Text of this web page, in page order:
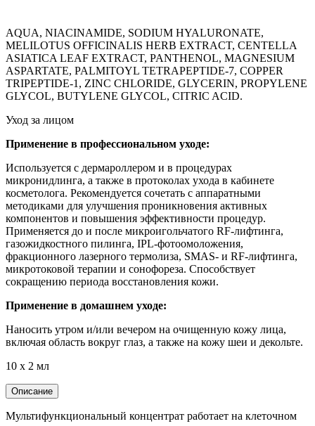
AQUA, NIACINAMIDE, SODIUM HYALURONATE,
MELILOTUS OFFICINALIS HERB EXTRACT, CENTELLA
ASIATICA LEAF EXTRACT, PANTHENOL, MAGNESIUM
ASPARTATE, PALMITOYL TETRAPEPTIDE-7, COPPER
TRIPEPTIDE-1, ZINC CHLORIDE, GLYCERIN, PROPYLENE
GLYCOL, BUTYLENE GLYCOL, CITRIC ACID.
Уход за лицом
Применение в профессиональном уходе:
Используется с дермароллером и в процедурах
микронидлинга, а также в протоколах ухода в кабинете
косметолога. Рекомендуется сочетать с аппаратными
методиками для улучшения проникновения активных
компонентов и повышения эффективности процедур.
Применяется до и после микроигольчатого RF-лифтинга,
газожидкостного пилинга, IPL-фотоомоложения,
фракционного лазерного термолиза, SMAS- и RF-лифтинга,
микротоковой терапии и сонофореза. Способствует
сокращению периода восстановления кожи.
Применение в домашнем уходе:
Наносить утром и/или вечером на очищенную кожу лица,
включая область вокруг глаз, а также на кожу шеи и декольте.
10 х 2 мл
Описание
Мультифункциональный концентрат работает на клеточном